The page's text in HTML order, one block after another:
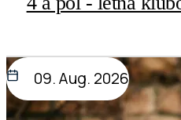
09. Aug. 2026